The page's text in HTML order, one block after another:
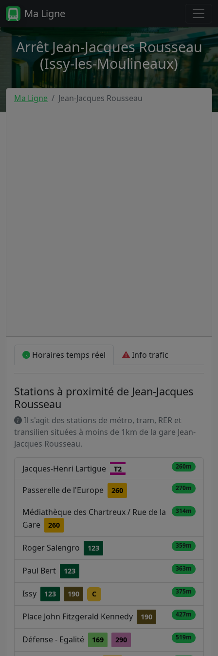
Ma Ligne
Arrêt Jean-Jacques Rousseau
(Issy-les-Moulineaux)
Ma Ligne Jean-Jacques Rousseau
Horaires temps réel Info trafic
Stations à proximité de Jean-Jacques
Rousseau
Il s'agit des stations de métro, tram, RER et
transilien situées à moins de 1km de la gare Jean-
Jacques Rousseau.
Jacques-Henri Lartigue T2 260m
Passerelle de l'Europe 260 270m
Médiathèque des Chartreux / Rue de la
Gare
260
314m
Roger Salengro 123 359m
Paul Bert 123 363m
Issy 123 190 C 375m
Place John Fitzgerald Kennedy 190 427m
Défense - Egalité 169 290 519m